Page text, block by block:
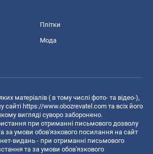
Плітки
Мода
матеріалів ( в тому числі фото- та відео-),
сайті https://www.obozrevatel.com та всіх його
вигляді суворо заборонено.
при отриманні письмового дозволу
за умови обов'язкового посилання на сайт
видань - при отриманні письмового
та за умови обов'язкового